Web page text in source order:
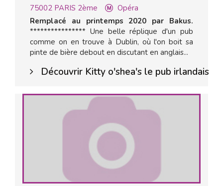
75002 PARIS 2ème
Opéra
Remplacé au printemps 2020 par Bakus.
**************** Une belle réplique d'un pub
comme on en trouve à Dublin, où l'on boit sa
pinte de bière debout en discutant en anglais...
Découvrir Kitty o'shea's le pub irlandais